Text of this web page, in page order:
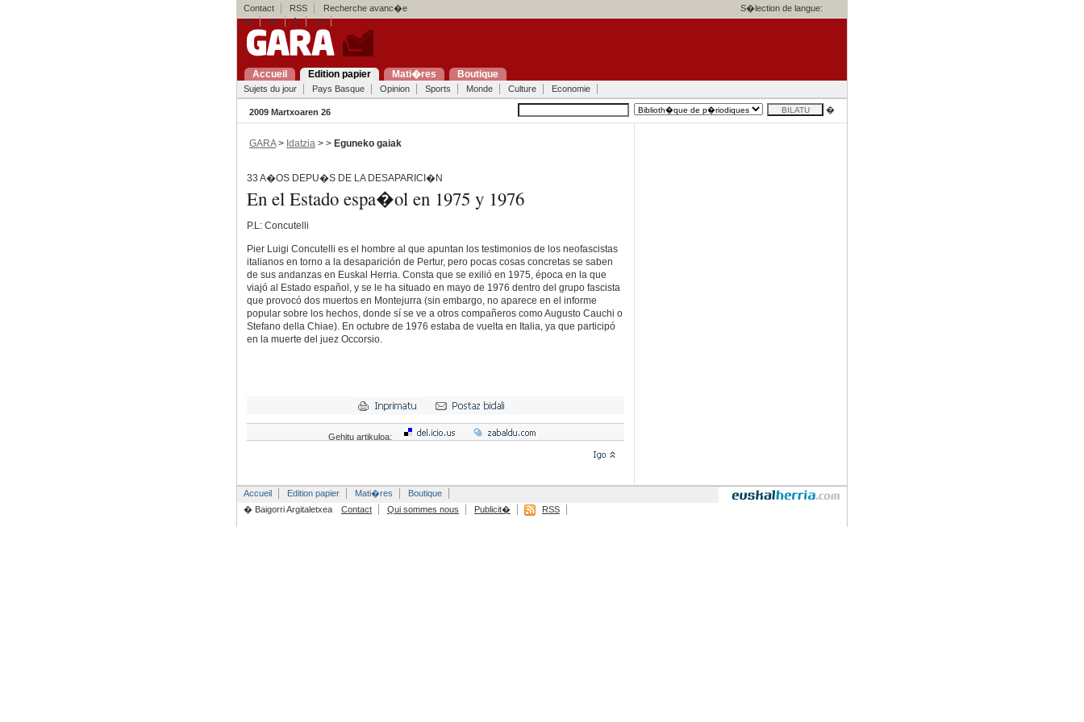
Contact RSS Recherche avanc�e
S�lection de langue:
eu
es fr en
Accueil Edition papier Mati�res Boutique
Sujets du jour Pays Basque Opinion Sports Monde Culture Economie
2009 Martxoaren 26 �
GARA> Idatzia > > Eguneko gaiak
33 A�OS DEPU�S DE LA DESAPARICI�N
En el Estado espa�ol en 1975 y 1976
P.L: Concutelli
Pier Luigi Concutelli es el hombre al que apuntan los testimonios de los neofascistas
italianos en torno a la desaparición de Pertur, pero pocas cosas concretas se saben
de sus andanzas en Euskal Herria. Consta que se exilió en 1975, época en la que
viajó al Estado español, y se le ha situado en mayo de 1976 dentro del grupo fascista
que provocó dos muertos en Montejurra (sin embargo, no aparece en el informe
popular sobre los hechos, donde sí se ve a otros compañeros como Augusto Cauchi o
Stefano della Chiae). En octubre de 1976 estaba de vuelta en Italia, ya que participó
en la muerte del juez Occorsio.
Gehitu artikuloa:
Accueil Edition papier Mati�res
Boutique
� Baigorri Argitaletxea
Contact Qui sommes nous Publicit� RSS